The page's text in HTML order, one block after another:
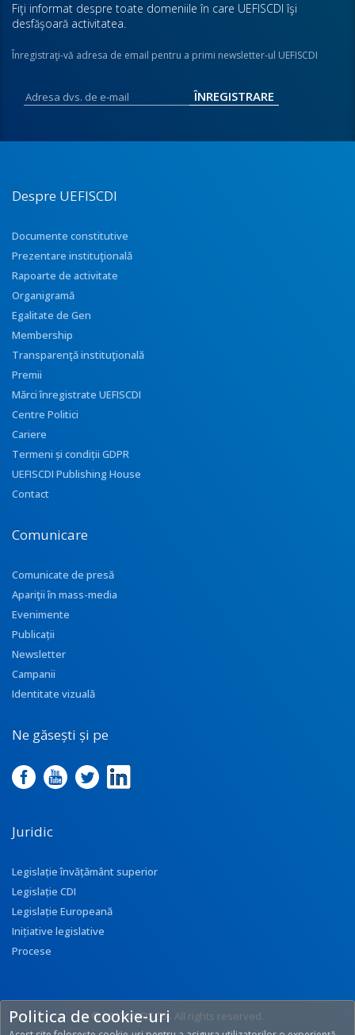
Fiţi informat despre toate domeniile în care UEFISCDI îşi
desfăşoară activitatea.
Înregistraţi-vă adresa de email pentru a primi newsletter-ul UEFISCDI
Despre UEFISCDI
Documente constitutive
Prezentare instituţională
Rapoarte de activitate
Organigramă
Egalitate de Gen
Membership
Transparenţă instituţională
Premii
Mărci înregistrate UEFISCDI
Centre Politici
Cariere
Termeni și condiții GDPR
UEFISCDI Publishing House
Contact
Comunicare
Comunicate de presă
Apariţii în mass-media
Evenimente
Publicații
Newsletter
Campanii
Identitate vizuală
Ne găsești și pe
Juridic
Legislație învățământ superior
Legislație CDI
Legislație Europeană
Inițiative legislative
Procese
© 2017 UEFISCDI. All rights reserved.
Politica de cookie-uri